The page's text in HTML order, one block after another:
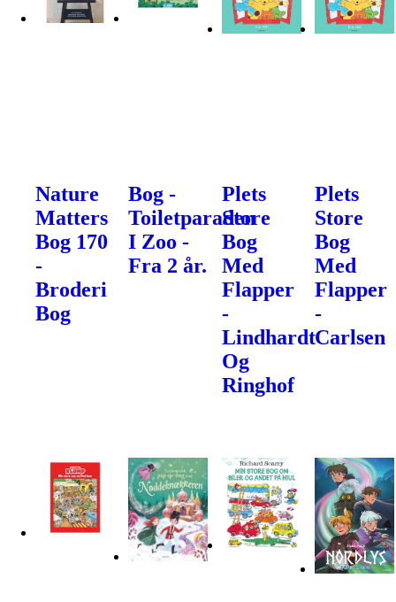
Nature
Matters
Bog 170
-
Broderi
Bog
Bog -
Toiletparaden
I Zoo -
Fra 2 år.
Plets
Store
Bog
Med
Flapper
-
Lindhardt
Og
Ringhof
Plets
Store
Bog
Med
Flapper
-
Carlsen